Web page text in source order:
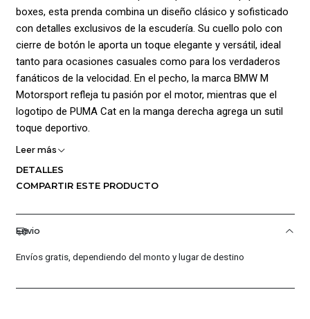
boxes, esta prenda combina un diseño clásico y sofisticado
con detalles exclusivos de la escudería. Su cuello polo con
cierre de botón le aporta un toque elegante y versátil, ideal
tanto para ocasiones casuales como para los verdaderos
fanáticos de la velocidad. En el pecho, la marca BMW M
Motorsport refleja tu pasión por el motor, mientras que el
logotipo de PUMA Cat en la manga derecha agrega un sutil
toque deportivo.
Detalles:
Material: 100% algodón – cómodo, transpirable y con al
Ajuste: Regular, ideal para un look relajado y sofisticado.
Diseño: Inspirado en el automovilismo, con un estilo clásico
Leer más
DETALLES
COMPARTIR ESTE PRODUCTO
Envio
Envíos gratis, dependiendo del monto y lugar de destino